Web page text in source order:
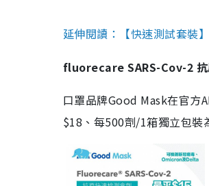
延伸閱讀：【快速測試套裝
fluorecare SARS-Cov-2 抗
口罩品牌Good Mask在官方
$18、每500劑/1箱獨立包裝